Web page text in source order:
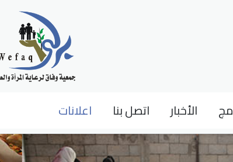
الأخبار اتصل بنا اعلانات